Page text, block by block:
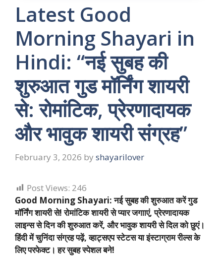
Latest Good
Morning Shayari in
Hindi: “नई सुबह की
शुरुआत गुड मॉर्निंग शायरी
से: रोमांटिक, प्रेरणादायक
और भावुक शायरी संग्रह”
February 3, 2026 by shayarilover
Post Views: 246
Good Morning Shayari: नई सुबह की शुरुआत करें गुड
मॉर्निंग शायरी से! रोमांटिक शायरी से प्यार जगााएं, प्रेरणादायक
लाइन्स से दिन की शुरुआत करें, और भावुक शायरी से दिल को छुएं।
हिंदी में चुनिंदा संग्रह पढ़ें, व्हाट्सएप स्टेटस या इंस्टाग्राम रील्स के
लिए परफेक्ट। हर सुबह स्पेशल बने!